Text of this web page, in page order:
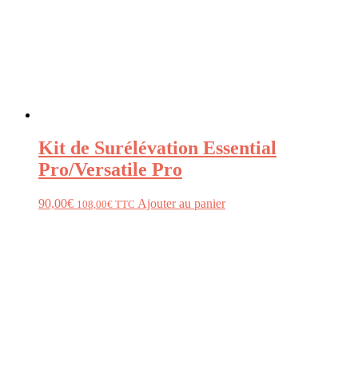
Kit de Surélévation Essential
Pro/Versatile Pro
90,00€ 108,00€ TTC Ajouter au panier